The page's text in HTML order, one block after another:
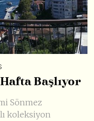
Başlıyor
Sönmez
koleksiyon